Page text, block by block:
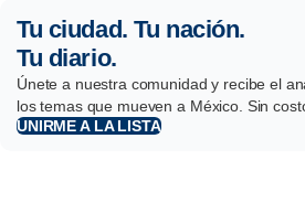
Tu ciudad. Tu nación.
Tu diario.
Únete a nuestra comunidad y recibe el
los temas que mueven a México. Sin
UNIRME A LA LISTA